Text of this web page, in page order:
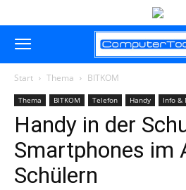
Start Thema BITKOM
Thema BITKOM Telefon Handy Info &
Handy in der
Smartphones im
Schülern